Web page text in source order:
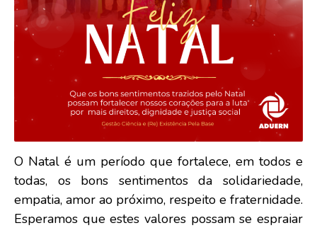
O Natal é um período que fortalece, em todos e
todas, os bons sentimentos da solidariedade,
empatia, amor ao próximo, respeito e fraternidade.
Esperamos que estes valores possam se espraiar